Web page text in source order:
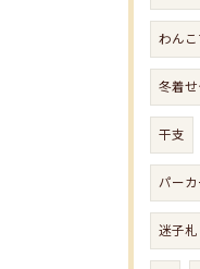
わん
冬着
干支
パーカ
迷子札